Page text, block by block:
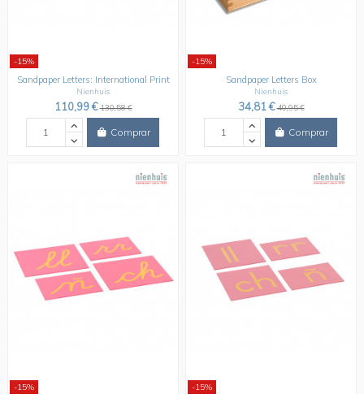
-15%
Sandpaper Letters: International Print
Nienhuis
110,99 €130,58 €
Comprar
-15%
Sandpaper Letters Box
Nienhuis
34,81 €40,95 €
Comprar
-15% -15%